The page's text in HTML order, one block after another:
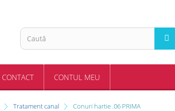
CONTACT CONTUL MEU
Tratament canal Conuri hartie .06 PRIMA